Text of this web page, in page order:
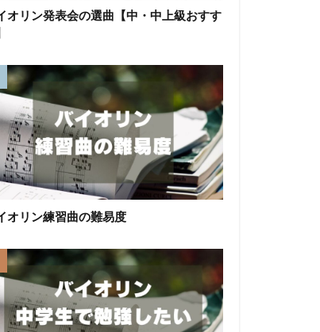
オリン発表会の選曲【中・中上級おすす
オリン練習曲の難易度